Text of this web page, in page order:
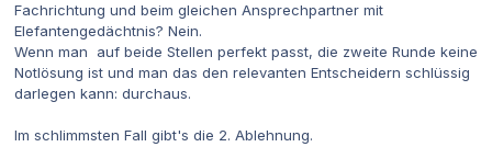
Fachrichtung und beim gleichen Ansprechpartner mit
Elefantengedächtnis? Nein.
Wenn man auf beide Stellen perfekt passt, die zweite Runde keine
Notlösung ist und man das den relevanten Entscheidern schlüssig
darlegen kann: durchaus.
Im schlimmsten Fall gibt's die 2. Ablehnung.